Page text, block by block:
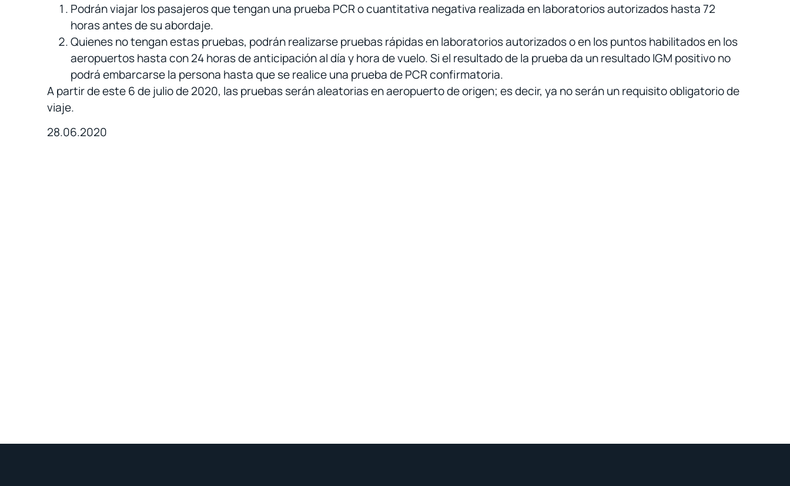
Podrán viajar los pasajeros que tengan una prueba PCR o cuantitativa negativa realizada en laboratorios autorizados hasta 72
horas antes de su abordaje.
Quienes no tengan estas pruebas, podrán realizarse pruebas rápidas en laboratorios autorizados o en los puntos habilitados en los
aeropuertos hasta con 24 horas de anticipación al día y hora de vuelo. Si el resultado de la prueba da un resultado IGM positivo no
podrá embarcarse la persona hasta que se realice una prueba de PCR confirmatoria.
A partir de este 6 de julio de 2020, las pruebas serán aleatorias en aeropuerto de origen; es decir, ya no serán un requisito obligatorio de
viaje.
28.06.2020